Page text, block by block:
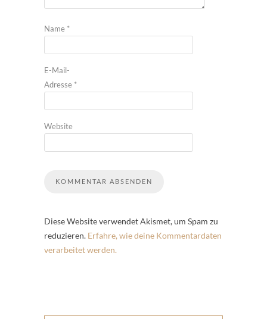
Name *
E-Mail-
Adresse *
Website
Diese Website verwendet Akismet, um Spam zu
reduzieren. Erfahre, wie deine Kommentardaten
verarbeitet werden.